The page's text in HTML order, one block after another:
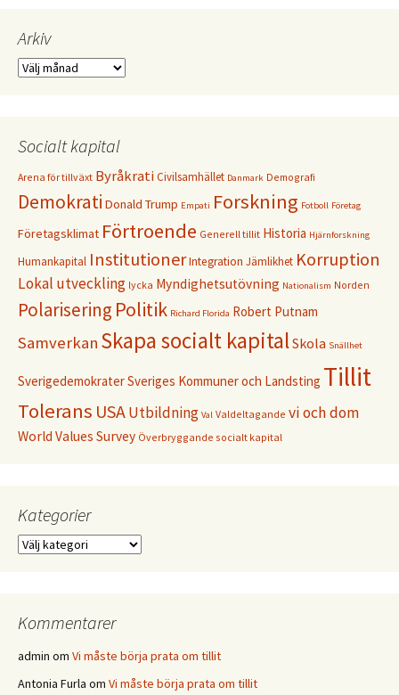
Arkiv
Arkiv
Socialt kapital
Arena för tillväxt ByråkratiCivilsamhället Danmark Demografi
Demokrati Donald Trump Empati Forskning Fotboll Företag
Företagsklimat Förtroende Generell tillit Historia Hjärnforskning
Humankapital InstitutionerIntegration Jämlikhet Korruption
Lokal utveckling lycka Myndighetsutövning Nationalism Norden
Polarisering Politik Richard Florida Robert Putnam
Samverkan Skapa socialt kapitalSkola Snällhet
SverigedemokraterSveriges Kommuner och Landsting Tillit
Tolerans USAUtbildning Val Valdeltagande vi och dom
World Values Survey Överbryggande socialt kapital
Kategorier
Kategorier
Kommentarer
admin om Vi måste börja prata om tillit
Antonia Furla om Vi måste börja prata om tillit